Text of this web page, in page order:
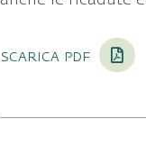
scarica pdf